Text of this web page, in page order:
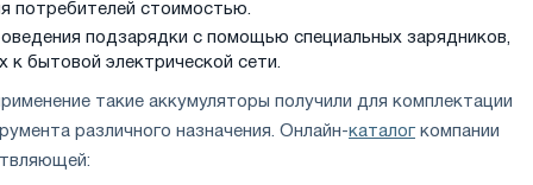
потребителей стоимостью.
подзарядки с помощью специальных зарядников,
к бытовой электрической сети.
такие аккумуляторы получили для комплектации
различного назначения. Онлайн-каталог компании